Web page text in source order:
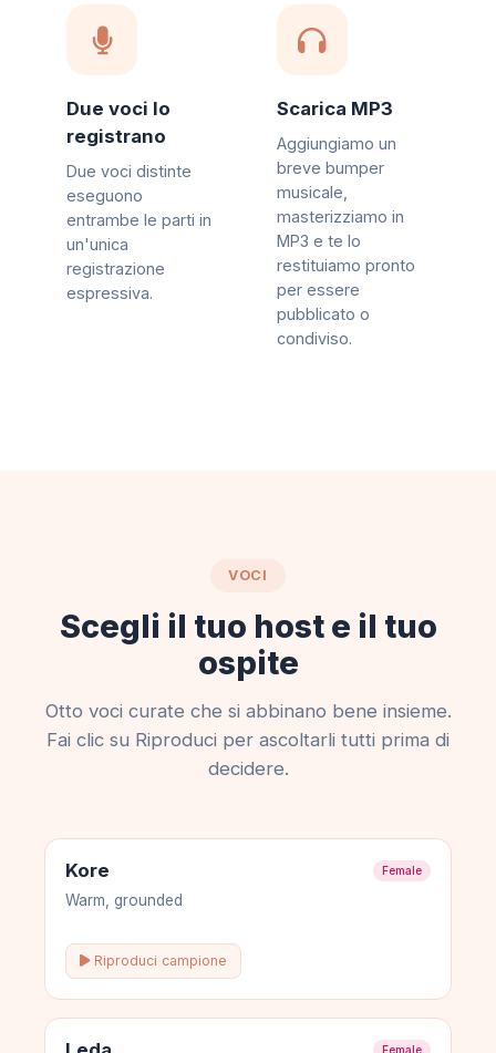
Due voci lo
registrano
Due voci distinte
eseguono
entrambe le parti in
un'unica
registrazione
espressiva.
Scarica MP3
Aggiungiamo un
breve bumper
musicale,
masterizziamo in
MP3 e te lo
restituiamo pronto
per essere
pubblicato o
condiviso.
VOCI
Scegli il tuo host e il tuo
ospite
Otto voci curate che si abbinano bene insieme.
Fai clic su Riproduci per ascoltarli tutti prima di
decidere.
Kore Female
Warm, grounded
Riproduci campione
Female